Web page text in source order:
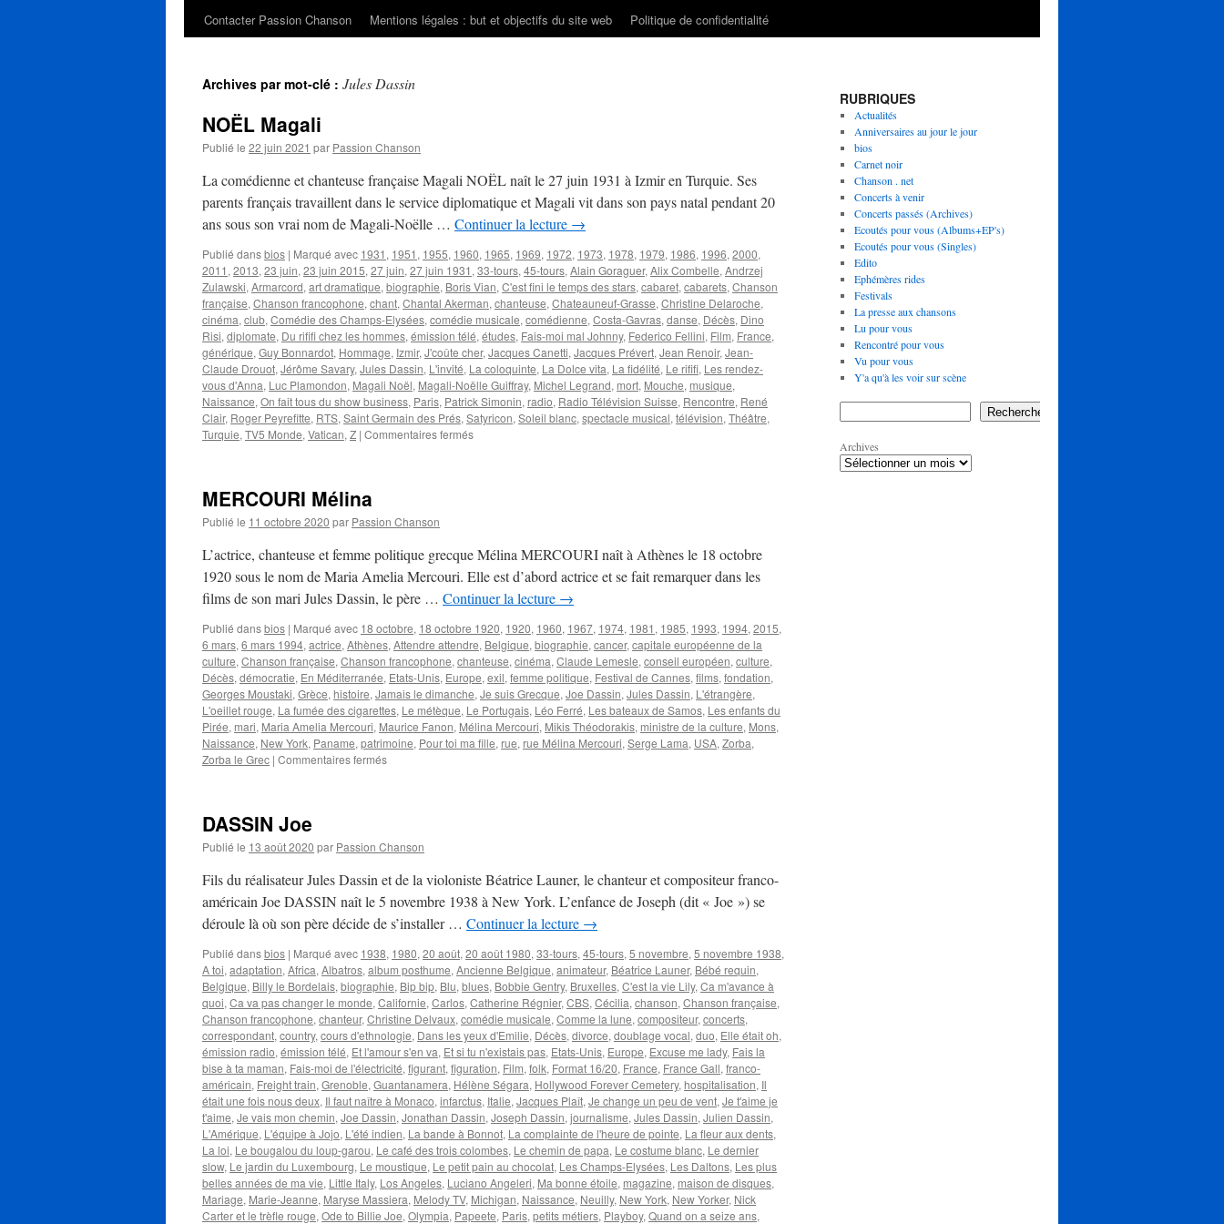
Contacter Passion Chanson
Mentions légales : but et objectifs du site web Politique de confidentialité
Archives par mot-clé : Jules Dassin
NOËL Magali
Publié le 22 juin 2021 par Passion Chanson
La comédienne et chanteuse française Magali NOËL naît le 27 juin 1931 à Izmir en Turquie. Ses
parents français travaillent dans le service diplomatique et Magali vit dans son pays natal pendant 20
ans sous son vrai nom de Magali-Noëlle … Continuer la lecture →
Publié dansbios | Marqué avec 1931 , 1951 , 1955, 1960, 1965, 1969, 1972, 1973, 1978, 1979, 1986, 1996, 2000,
2011 , 2013, 23 juin, 23 juin 2015, 27 juin, 27 juin 1931 , 33-tours, 45-tours, Alain Goraguer, Alix Combelle, Andrzej
Zulawski, Armarcord, art dramatique, biographie, Boris Vian, C'est fini le temps des stars, cabaret, cabarets, Chanson
française, Chanson francophone, chant, Chantal Akerman, chanteuse, Chateauneuf-Grasse, Christine Delaroche,
cinéma, club, Comédie des Champs-Elysées, comédie musicale, comédienne, Costa-Gavras, danse, Décès, Dino
Risi, diplomate, Du rififi chez les hommes, émission télé, études, Fais-moi mal Johnny, Federico Fellini, Film, France,
générique, Guy Bonnardot, Hommage, Izmir, J'coûte cher, Jacques Canetti, Jacques Prévert, Jean Renoir, Jean-
Claude Drouot, Jérôme Savary, Jules Dassin, L'invité, La coloquinte, La Dolce vita, La fidélité, Le rififi, Les rendez-
vous d'Anna, Luc Plamondon, Magali Noël, Magali-Noëlle Guiffray, Michel Legrand, mort, Mouche, musique,
Naissance, On fait tous du show business, Paris, Patrick Simonin, radio, Radio Télévision Suisse, Rencontre, René
Clair, Roger Peyrefitte, RTS, Saint Germain des Prés, Satyricon, Soleil blanc, spectacle musical, télévision, Théâtre,
Turquie, TV5 Monde, Vatican, Z | Commentaires ferméssur
MERCOURI Mélina
Publié le 11 octobre 2020 par Passion Chanson
L’actrice, chanteuse et femme politique grecque Mélina MERCOURI naît à Athènes le 18 octobre
1920 sous le nom de Maria Amelia Mercouri. Elle est d’abord actrice et se fait remarquer dans les
films de son mari Jules Dassin, le père … Continuer la lecture →
Publié dansbios | Marqué avec 18 octobre, 18 octobre 1920, 1920, 1960, 1967, 1974, 1981 , 1985, 1993, 1994, 2015,
6 mars, 6 mars 1994, actrice, Athènes, Attendre attendre, Belgique, biographie, cancer, capitale européenne de la
culture, Chanson française, Chanson francophone, chanteuse, cinéma, Claude Lemesle, conseil européen, culture,
Décès, démocratie, En Méditerranée, Etats-Unis, Europe, exil, femme politique, Festival de Cannes, films, fondation,
Georges Moustaki, Grèce, histoire, Jamais le dimanche, Je suis Grecque, Joe Dassin, Jules Dassin, L'étrangère,
L'oeillet rouge, La fumée des cigarettes, Le métèque, Le Portugais, Léo Ferré, Les bateaux de Samos, Les enfants du
Pirée, mari, Maria Amelia Mercouri, Maurice Fanon, Mélina Mercouri, Mikis Théodorakis, ministre de la culture, Mons,
Naissance, New York, Paname, patrimoine, Pour toi ma fille, rue, rue Mélina Mercouri, Serge Lama, USA, Zorba,
Zorba le Grec | Commentaires ferméssur
DASSIN Joe
Publié le 13 août 2020 par Passion Chanson
Fils du réalisateur Jules Dassin et de la violoniste Béatrice Launer, le chanteur et compositeur franco-
américain Joe DASSIN naît le 5 novembre 1938 à New York. L’enfance de Joseph (dit « Joe ») se
déroule là où son père décide de s’installer … Continuer la lecture →
Publié dansbios | Marqué avec 1938, 1980, 20 août, 20 août 1980, 33-tours, 45-tours, 5 novembre, 5 novembre 1938,
A toi, adaptation, Africa, Albatros, album posthume, Ancienne Belgique, animateur, Béatrice Launer, Bébé requin,
Belgique, Billy le Bordelais, biographie, Bip bip, Blu, blues, Bobbie Gentry, Bruxelles, C'est la vie Lily, Ca m'avance à
quoi, Ca va pas changer le monde, Californie, Carlos, Catherine Régnier, CBS, Cécilia, chanson, Chanson française,
Chanson francophone, chanteur, Christine Delvaux, comédie musicale, Comme la lune, compositeur, concerts,
correspondant, country, cours d'ethnologie, Dans les yeux d'Emilie, Décès, divorce, doublage vocal, duo, Elle était oh,
émission radio, émission télé, Et l'amour s'en va, Et si tu n'existais pas, Etats-Unis, Europe, Excuse me lady, Fais la
bise à ta maman, Fais-moi de l'électricité, figurant, figuration, Film, folk, Format 16/20, France, France Gall, franco-
américain, Freight train, Grenoble, Guantanamera, Hélène Ségara, Hollywood Forever Cemetery, hospitalisation, Il
était une fois nous deux, Il faut naître à Monaco, infarctus, Italie, Jacques Plaît, Je change un peu de vent, Je t'aime je
t'aime, Je vais mon chemin, Joe Dassin, Jonathan Dassin, Joseph Dassin, journalisme, Jules Dassin, Julien Dassin,
L'Amérique, L'équipe à Jojo, L'été indien, La bande à Bonnot, La complainte de l'heure de pointe, La fleur aux dents,
La loi, Le bougalou du loup-garou, Le café des trois colombes, Le chemin de papa, Le costume blanc, Le dernier
slow, Le jardin du Luxembourg, Le moustique, Le petit pain au chocolat, Les Champs-Elysées, Les Daltons, Les plus
belles années de ma vie, Little Italy, Los Angeles, Luciano Angeleri, Ma bonne étoile, magazine, maison de disques,
Mariage, Marie-Jeanne, Maryse Massiera, Melody TV, Michigan, Naissance, Neuilly, New York, New Yorker, Nick
Carter et le trèfle rouge, Ode to Billie Joe, Olympia, Papeete, Paris, petits métiers, Playboy, Quand on a seize ans,
RUBRIQUES
Actualités
Anniversaires au jour le jour
bios
Carnet noir
Chanson . net
Concerts à venir
Concerts passés (Archives)
Ecoutés pour vous (Albums+EP's)
Ecoutés pour vous (Singles)
Edito
Ephémères rides
Festivals
La presse aux chansons
Lu pour vous
Rencontré pour vous
Vu pour vous
Y'a qu'à les voir sur scène
Rechercher
Archives